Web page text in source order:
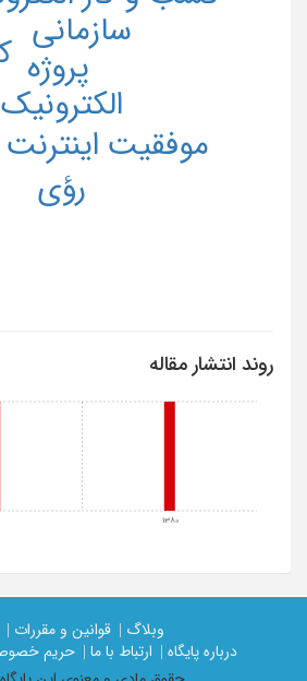
الکترونیک
اینترنت
پروژه
رؤی
سازمانی
موفقیت
روند انتشار مقاله
1380
وبلاگ | قوانین و مقررات |
درباره پایگاه |
ارتباط با ما | حریم